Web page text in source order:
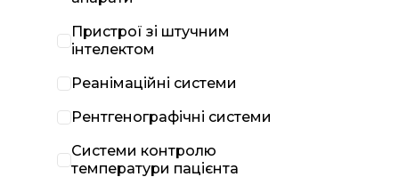
Пристрої зі штучним
інтелектом
Реанімаційні системи
Рентгенографічні системи
Системи контролю
температури пацієнта